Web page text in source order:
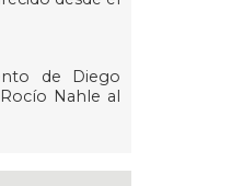
de Diego
Nahle al
cultura de la